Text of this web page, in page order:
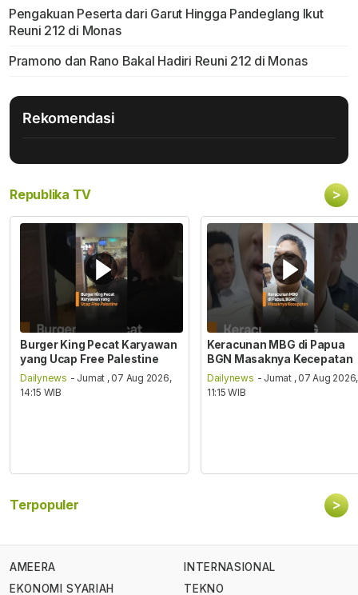
Pengakuan Peserta dari Garut Hingga Pandeglang Ikut
Reuni 212 di Monas
Pramono dan Rano Bakal Hadiri Reuni 212 di Monas
Rekomendasi
Republika TV >
Burger King Pecat Karyawan
yang Ucap Free Palestine
Dailynews - Jumat , 07 Aug 2026,
14:15 WIB
Keracunan MBG di Papua
BGN Masaknya Kecepatan
Dailynews - Jumat , 07 Aug 2026,
11:15 WIB
Terpopuler >
AMEERA
EKONOMI SYARIAH
INTERNASIONAL
TEKNO